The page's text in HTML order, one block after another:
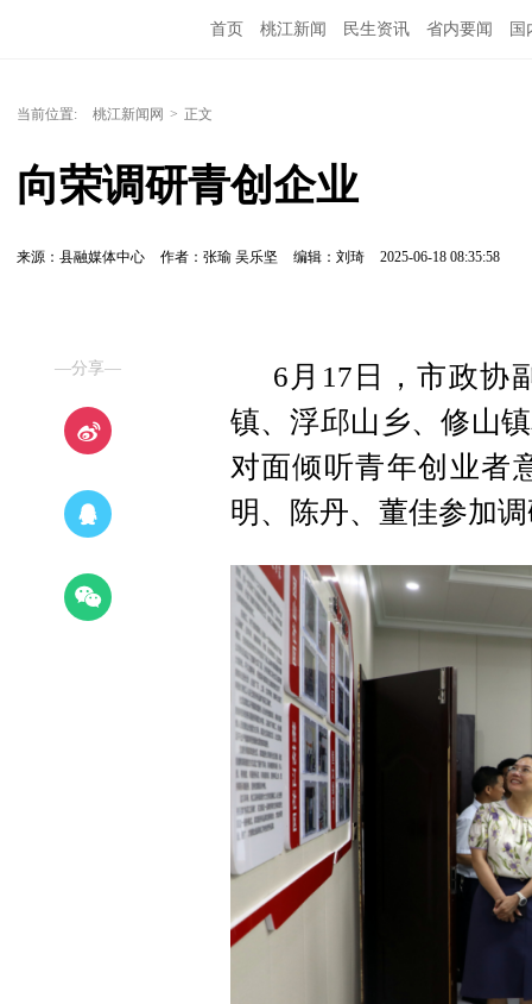
首页 桃江新闻 民生资讯 省内要闻 国
当前位置: 桃江新闻网 > 正文
向荣调研青创企业
来源：县融媒体中心 作者：张瑜 吴乐坚 编辑：刘琦 2025-06-18 08:35:58
—分享—
6月17日，市政协
镇、浮邱山乡、修山
对面倾听青年创业者
明、陈丹、董佳参加